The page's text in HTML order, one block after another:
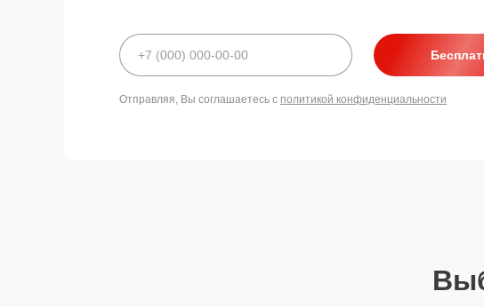
Отправляя, Вы соглашаетесь с политикой конфиденциальности